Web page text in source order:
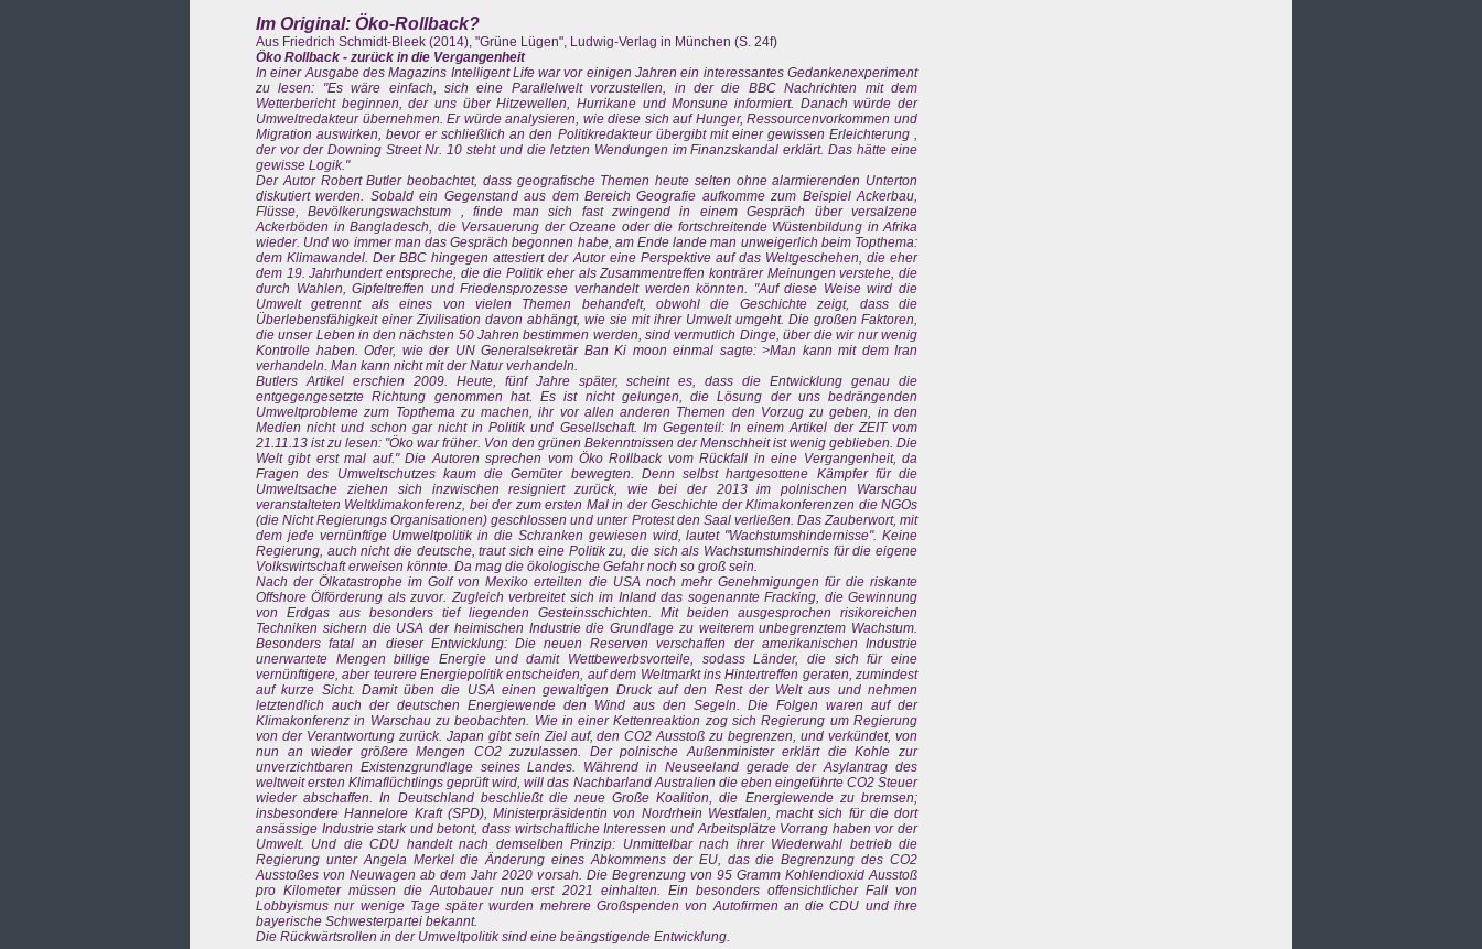
Im Original: Öko-Rollback?
Aus Friedrich Schmidt-Bleek (2014), "Grüne Lügen", Ludwig-Verlag in München (S. 24f)
Öko Rollback - zurück in die Vergangenheit
In einer Ausgabe des Magazins Intelligent Life war vor einigen Jahren ein interessantes Gedankenexperiment
zu lesen: "Es wäre einfach, sich eine Parallelwelt vorzustellen, in der die BBC Nachrichten mit dem
Wetterbericht beginnen, der uns über Hitzewellen, Hurrikane und Monsune informiert. Danach würde der
Umweltredakteur übernehmen. Er würde analysieren, wie diese sich auf Hunger, Ressourcenvorkommen und
Migration auswirken, bevor er schließlich an den Politikredakteur übergibt mit einer gewissen Erleichterung ,
der vor der Downing Street Nr. 10 steht und die letzten Wendungen im Finanzskandal erklärt. Das hätte eine
gewisse Logik."
Der Autor Robert Butler beobachtet, dass geografische Themen heute selten ohne alarmierenden Unterton
diskutiert werden. Sobald ein Gegenstand aus dem Bereich Geografie aufkomme zum Beispiel Ackerbau,
Flüsse, Bevölkerungswachstum , finde man sich fast zwingend in einem Gespräch über versalzene
Ackerböden in Bangladesch, die Versauerung der Ozeane oder die fortschreitende Wüstenbildung in Afrika
wieder. Und wo immer man das Gespräch begonnen habe, am Ende lande man unweigerlich beim Topthema:
dem Klimawandel. Der BBC hingegen attestiert der Autor eine Perspektive auf das Weltgeschehen, die eher
dem 19. Jahrhundert entspreche, die die Politik eher als Zusammentreffen konträrer Meinungen verstehe, die
durch Wahlen, Gipfeltreffen und Friedensprozesse verhandelt werden könnten. "Auf diese Weise wird die
Umwelt getrennt als eines von vielen Themen behandelt, obwohl die Geschichte zeigt, dass die
Überlebensfähigkeit einer Zivilisation davon abhängt, wie sie mit ihrer Umwelt umgeht. Die großen Faktoren,
die unser Leben in den nächsten 50 Jahren bestimmen werden, sind vermutlich Dinge, über die wir nur wenig
Kontrolle haben. Oder, wie der UN Generalsekretär Ban Ki moon einmal sagte: >Man kann mit dem Iran
verhandeln. Man kann nicht mit der Natur verhandeln.
Butlers Artikel erschien 2009. Heute, fünf Jahre später, scheint es, dass die Entwicklung genau die
entgegengesetzte Richtung genommen hat. Es ist nicht gelungen, die Lösung der uns bedrängenden
Umweltprobleme zum Topthema zu machen, ihr vor allen anderen Themen den Vorzug zu geben, in den
Medien nicht und schon gar nicht in Politik und Gesellschaft. Im Gegenteil: In einem Artikel der ZEIT vom
21.11.13 ist zu lesen: "Öko war früher. Von den grünen Bekenntnissen der Menschheit ist wenig geblieben. Die
Welt gibt erst mal auf." Die Autoren sprechen vom Öko Rollback vom Rückfall in eine Vergangenheit, da
Fragen des Umweltschutzes kaum die Gemüter bewegten. Denn selbst hartgesottene Kämpfer für die
Umweltsache ziehen sich inzwischen resigniert zurück, wie bei der 2013 im polnischen Warschau
veranstalteten Weltklimakonferenz, bei der zum ersten Mal in der Geschichte der Klimakonferenzen die NGOs
(die Nicht Regierungs Organisationen) geschlossen und unter Protest den Saal verließen. Das Zauberwort, mit
dem jede vernünftige Umweltpolitik in die Schranken gewiesen wird, lautet "Wachstumshindernisse". Keine
Regierung, auch nicht die deutsche, traut sich eine Politik zu, die sich als Wachstumshindernis für die eigene
Volkswirtschaft erweisen könnte. Da mag die ökologische Gefahr noch so groß sein.
Nach der Ölkatastrophe im Golf von Mexiko erteilten die USA noch mehr Genehmigungen für die riskante
Offshore Ölförderung als zuvor. Zugleich verbreitet sich im Inland das sogenannte Fracking, die Gewinnung
von Erdgas aus besonders tief liegenden Gesteinsschichten. Mit beiden ausgesprochen risikoreichen
Techniken sichern die USA der heimischen Industrie die Grundlage zu weiterem unbegrenztem Wachstum.
Besonders fatal an dieser Entwicklung: Die neuen Reserven verschaffen der amerikanischen Industrie
unerwartete Mengen billige Energie und damit Wettbewerbsvorteile, sodass Länder, die sich für eine
vernünftigere, aber teurere Energiepolitik entscheiden, auf dem Weltmarkt ins Hintertreffen geraten, zumindest
auf kurze Sicht. Damit üben die USA einen gewaltigen Druck auf den Rest der Welt aus und nehmen
letztendlich auch der deutschen Energiewende den Wind aus den Segeln. Die Folgen waren auf der
Klimakonferenz in Warschau zu beobachten. Wie in einer Kettenreaktion zog sich Regierung um Regierung
von der Verantwortung zurück. Japan gibt sein Ziel auf, den CO2 Ausstoß zu begrenzen, und verkündet, von
nun an wieder größere Mengen CO2 zuzulassen. Der polnische Außenminister erklärt die Kohle zur
unverzichtbaren Existenzgrundlage seines Landes. Während in Neuseeland gerade der Asylantrag des
weltweit ersten Klimaflüchtlings geprüft wird, will das Nachbarland Australien die eben eingeführte CO2 Steuer
wieder abschaffen. In Deutschland beschließt die neue Große Koalition, die Energiewende zu bremsen;
insbesondere Hannelore Kraft (SPD), Ministerpräsidentin von Nordrhein Westfalen, macht sich für die dort
ansässige Industrie stark und betont, dass wirtschaftliche Interessen und Arbeitsplätze Vorrang haben vor der
Umwelt. Und die CDU handelt nach demselben Prinzip: Unmittelbar nach ihrer Wiederwahl betrieb die
Regierung unter Angela Merkel die Änderung eines Abkommens der EU, das die Begrenzung des CO2
Ausstoßes von Neuwagen ab dem Jahr 2020 vorsah. Die Begrenzung von 95 Gramm Kohlendioxid Ausstoß
pro Kilometer müssen die Autobauer nun erst 2021 einhalten. Ein besonders offensichtlicher Fall von
Lobbyismus nur wenige Tage später wurden mehrere Großspenden von Autofirmen an die CDU und ihre
bayerische Schwesterpartei bekannt.
Die Rückwärtsrollen in der Umweltpolitik sind eine beängstigende Entwicklung.